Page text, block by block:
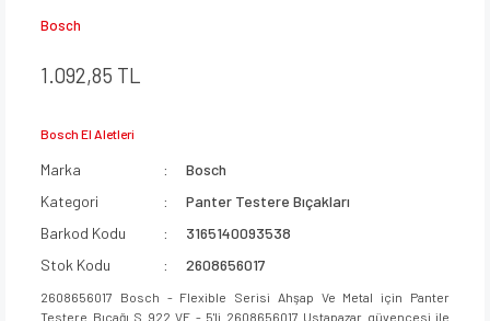
Bosch
1.092,85 TL
Bosch El Aletleri
Marka
Bosch
Kategori
Panter Testere Bıçakları
Barkod Kodu
3165140093538
Stok Kodu
2608656017
2608656017 Bosch - Flexible Serisi Ahşap Ve Metal için Panter
Testere Bıçağı S 922 VF - 5'li 2608656017 Ustapazar güvencesi ile